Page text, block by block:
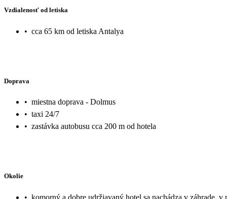
Vzdialenosť od letiska
• cca 65 km od letiska Antalya
Doprava
• miestna doprava - Dolmus
• taxi 24/7
• zastávka autobusu cca 200 m od hotela
Okolie
• komorný a dobre udržiavaný hotel sa nachádza v záhrade,